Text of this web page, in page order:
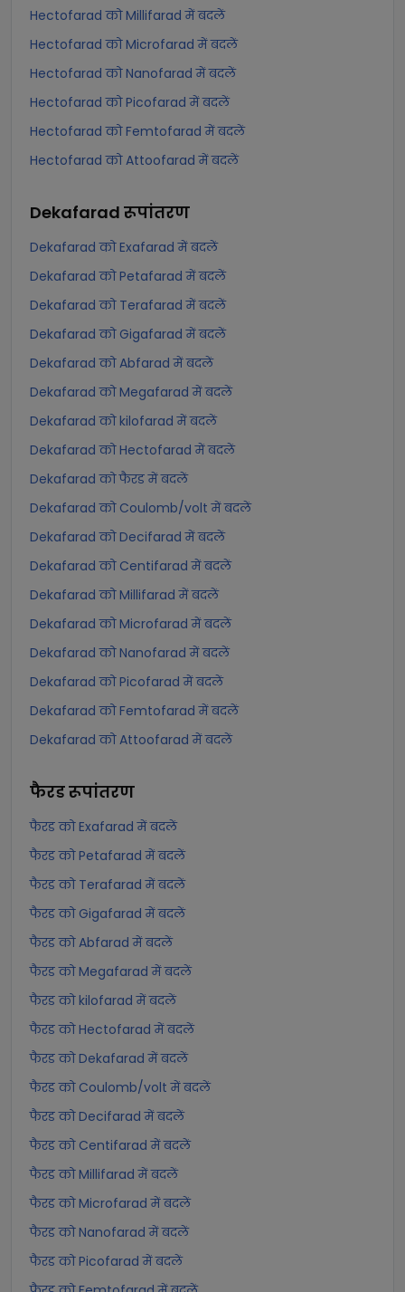
Hectofarad को Millifarad में बदलें
Hectofarad को Microfarad में बदलें
Hectofarad को Nanofarad में बदलें
Hectofarad को Picofarad में बदलें
Hectofarad को Femtofarad में बदलें
Hectofarad को Attoofarad में बदलें
Dekafarad रूपांतरण
Dekafarad को Exafarad में बदलें
Dekafarad को Petafarad में बदलें
Dekafarad को Terafarad में बदलें
Dekafarad को Gigafarad में बदलें
Dekafarad को Abfarad में बदलें
Dekafarad को Megafarad में बदलें
Dekafarad को kilofarad में बदलें
Dekafarad को Hectofarad में बदलें
Dekafarad को फैरड में बदलें
Dekafarad को Coulomb/volt में बदलें
Dekafarad को Decifarad में बदलें
Dekafarad को Centifarad में बदलें
Dekafarad को Millifarad में बदलें
Dekafarad को Microfarad में बदलें
Dekafarad को Nanofarad में बदलें
Dekafarad को Picofarad में बदलें
Dekafarad को Femtofarad में बदलें
Dekafarad को Attoofarad में बदलें
फैरडरूपांतरण
फैरड को Exafarad में बदलें
फैरड को Petafarad में बदलें
फैरड को Terafarad में बदलें
फैरड को Gigafarad में बदलें
फैरड को Abfarad में बदलें
फैरड को Megafarad में बदलें
फैरड को kilofarad में बदलें
फैरड को Hectofarad में बदलें
फैरड को Dekafarad में बदलें
फैरड को Coulomb/volt में बदलें
फैरड को Decifarad में बदलें
फैरड को Centifarad में बदलें
फैरड को Millifarad में बदलें
फैरड को Microfarad में बदलें
फैरड को Nanofarad में बदलें
फैरड को Picofarad में बदलें